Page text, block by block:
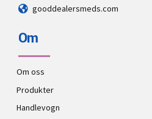
gooddealersmeds.com
Om
Om oss
Produkter
Handlevogn